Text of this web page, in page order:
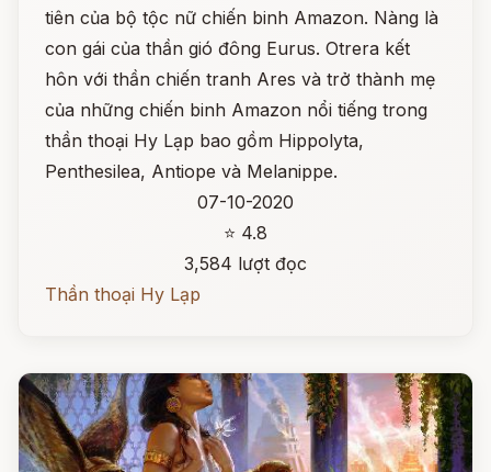
tiên của bộ tộc nữ chiến binh Amazon. Nàng là
con gái của thần gió đông Eurus. Otrera kết
hôn với thần chiến tranh Ares và trở thành mẹ
của những chiến binh Amazon nổi tiếng trong
thần thoại Hy Lạp bao gồm Hippolyta,
Penthesilea, Antiope và Melanippe.
07-10-2020
⭐ 4.8
3,584 lượt đọc
Thần thoại Hy Lạp